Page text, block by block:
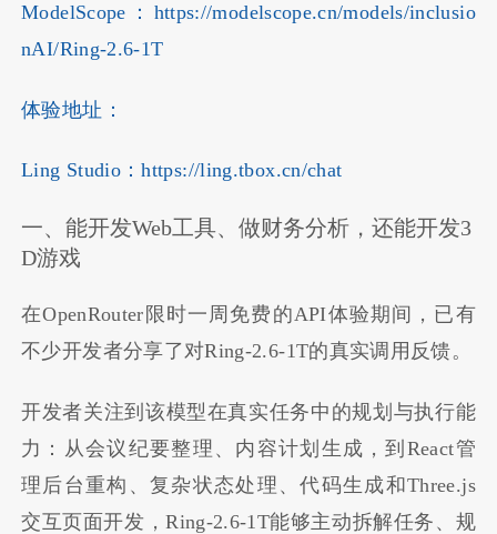
ModelScope：https://modelscope.cn/models/inclusio
nAI/Ring-2.6-1T
体验地址：
Ling Studio：https://ling.tbox.cn/chat
一、能开发Web工具、做财务分析，还能开发3
D游戏
在OpenRouter限时一周免费的API体验期间，已有
不少开发者分享了对Ring-2.6-1T的真实调用反馈。
开发者关注到该模型在真实任务中的规划与执行能
力：从会议纪要整理、内容计划生成，到React管
理后台重构、复杂状态处理、代码生成和Three.js
交互页面开发，Ring-2.6-1T能够主动拆解任务、规